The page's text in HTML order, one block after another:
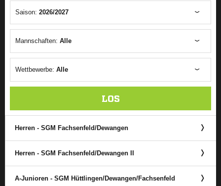
Saison: 2026/2027
Mannschaften: Alle
Wettbewerbe: Alle
LOS
Herren - SGM Fachsenfeld/​Dewangen
Herren - SGM Fachsenfeld/​Dewangen II
A-Junioren - SGM Hüttlingen/​Dewangen/​Fachsenfeld